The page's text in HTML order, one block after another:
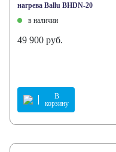
нагрева Ballu BHDN-20
в наличии
49 900 руб.
В
корзину